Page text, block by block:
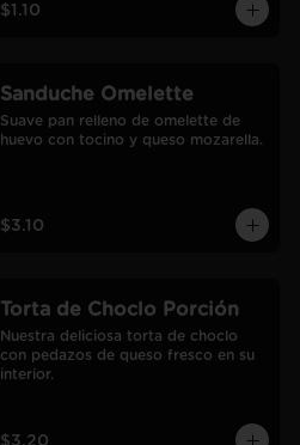
$1.10
Sanduche Omelette
Suave pan relleno de omelette de
huevo con tocino y queso mozarella.
$3.10
Torta de Choclo Porción
Nuestra deliciosa torta de choclo
con pedazos de queso fresco en su
interior.
$3.20